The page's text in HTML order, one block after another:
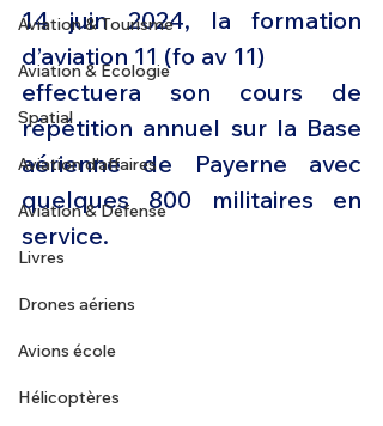
Aviation & Tourisme
Aviation & Ecologie
Spatial
Aviation d'affaires
Aviation & Défense
Livres
Drones aériens
Avions école
Hélicoptères
14 juin 2024, la formation
d’aviation 11 (fo av 11)
effectuera son cours de
répétition annuel sur la Base
aérienne de Payerne avec
quelques 800 militaires en
service.